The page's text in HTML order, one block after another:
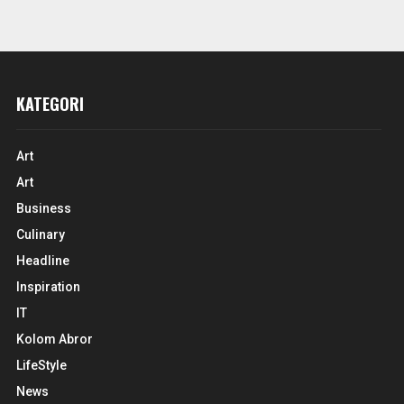
KATEGORI
Art
Art
Business
Culinary
Headline
Inspiration
IT
Kolom Abror
LifeStyle
News